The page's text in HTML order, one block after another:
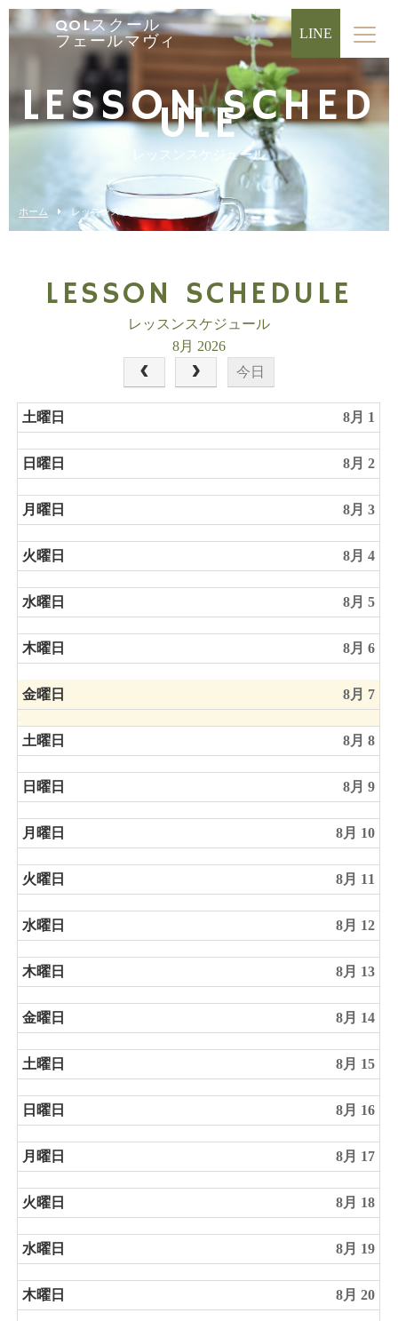
QOLスクール
フェールマヴィ
LINE
LESSON SCHED
ULE
レッスンスケジュール
ホーム レッスンスケジュール
LESSON SCHEDULE
レッスンスケジュール
8月 2026
今日
土曜日 8月 1
日曜日 8月 2
月曜日 8月 3
火曜日 8月 4
水曜日 8月 5
木曜日 8月 6
金曜日 8月 7
土曜日 8月 8
日曜日 8月 9
月曜日 8月 10
火曜日 8月 11
水曜日 8月 12
木曜日 8月 13
金曜日 8月 14
土曜日 8月 15
日曜日 8月 16
月曜日 8月 17
火曜日 8月 18
水曜日 8月 19
木曜日 8月 20